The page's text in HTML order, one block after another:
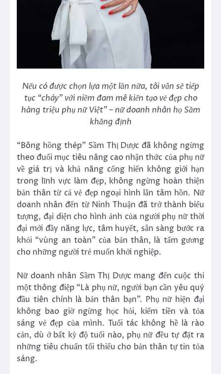
Nếu có được chọn lựa một lần nữa, tôi vẫn sẽ tiếp
tục “cháy” với niềm đam mê kiến tạo vẻ đẹp cho
hàng triệu phụ nữ Việt” – nữ doanh nhân họ Sầm
khẳng định
“Bông hồng thép” Sầm Thị Dược đã không ngừng
theo đuổi mục tiêu nâng cao nhận thức của phụ nữ
về giá trị và khả năng cống hiến không giới hạn
trong lĩnh vực làm đẹp, không ngừng hoàn thiện
bản thân từ cả vẻ đẹp ngoại hình lẫn tâm hồn. Nữ
doanh nhân đến từ Ninh Thuận đã trở thành biểu
tượng, đại diện cho hình ảnh của người phụ nữ thời
đại mới đầy năng lực, tâm huyết, sẵn sàng bước ra
khỏi “vùng an toàn” của bản thân, là tấm gương
cho những người trẻ muốn khởi nghiệp.
Nữ doanh nhân Sầm Thị Dược mang đến cuộc thi
một thông điệp “Là phụ nữ, người bạn cần yêu quý
đầu tiên chính là bản thân bạn”. Phụ nữ hiện đại
không bao giờ ngừng học hỏi, kiếm tiền và tỏa
sáng vẻ đẹp của mình. Tuổi tác không hề là rào
cản, dù ở bất kỳ độ tuổi nào, phụ nữ đều tự đặt ra
những tiêu chuẩn tối thiểu cho bản thân tự tin tỏa
sáng.